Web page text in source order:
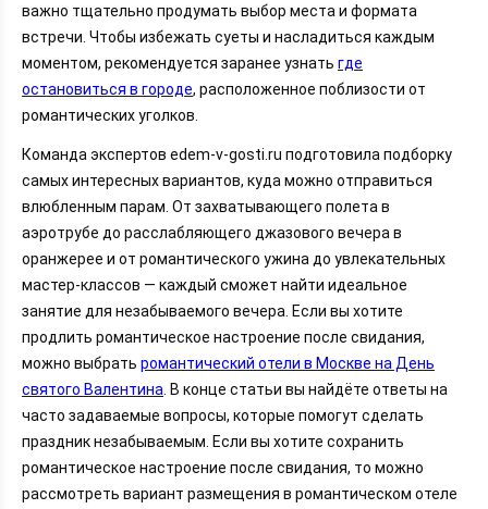
важно тщательно продумать выбор места и формата
встречи. Чтобы избежать суеты и насладиться каждым
моментом, рекомендуется заранее узнать где
остановиться в городе, расположенное поблизости от
романтических уголков.
Команда экспертов edem-v-gosti.ru подготовила подборку
самых интересных вариантов, куда можно отправиться
влюбленным парам. От захватывающего полета в
аэротрубе до расслабляющего джазового вечера в
оранжерее и от романтического ужина до увлекательных
мастер-классов — каждый сможет найти идеальное
занятие для незабываемого вечера. Если вы хотите
продлить романтическое настроение после свидания,
можно выбрать романтический отели в Москве на День
святого Валентина . В конце статьи вы найдёте ответы на
часто задаваемые вопросы, которые помогут сделать
праздник незабываемым. Если вы хотите сохранить
романтическое настроение после свидания, то можно
рассмотреть вариант размещения в романтическом отеле